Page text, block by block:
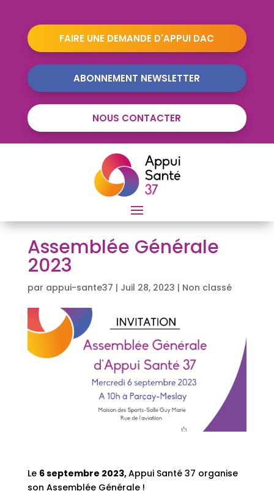
FAIRE UNE DEMANDE D'APPUI DAC
ABONNEMENT NEWSLETTER
NOUS CONTACTER
Assemblée Générale
2023
par appui-sante37 | Juil 28, 2023 | Non classé
Le 6 septembre 2023,Appui Santé 37 organise
son Assemblée Générale !